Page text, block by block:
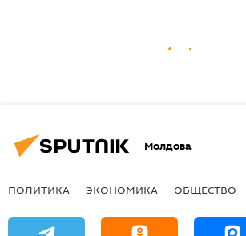
Молдова
ПОЛИТИКА ЭКОНОМИКА ОБЩЕСТВО